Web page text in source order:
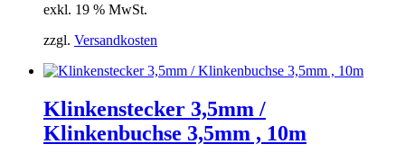
exkl. 19 % MwSt.
zzgl. Versandkosten
Klinkenstecker 3,5mm /
Klinkenbuchse 3,5mm , 10m